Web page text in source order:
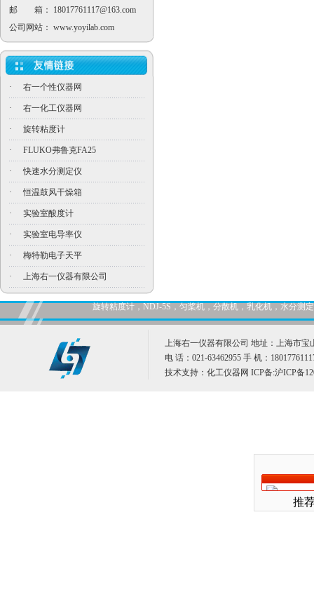
邮 箱：
18017761117@163.com
公司网站： www.yoyilab.com
· 右一个性仪器网
· 右一化工仪器网
· 旋转粘度计
· FLUKO弗鲁克FA25
· 快速水分测定仪
· 恒温鼓风干燥箱
· 实验室酸度计
· 实验室电导率仪
· 梅特勒电子天平
· 上海右一仪器有限公司
旋转粘度计，NDJ-5S，匀桨机，分散机，乳化机，水分测
上海右一仪器有限公司 地址：上海市宝
电 话：021-63462955 手 机：
技术支持： 化工仪器网 ICP备:沪ICP备
推